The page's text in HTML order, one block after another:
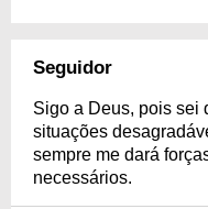
Seguidor
Sigo a Deus, pois sei
situações
sempre me dará
necessários.